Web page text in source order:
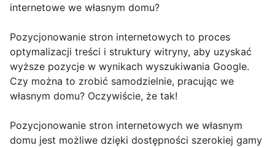
internetowe we własnym domu?
Pozycjonowanie stron internetowych to proces
optymalizacji treści i struktury witryny, aby uzyskać
wyższe pozycje w wynikach wyszukiwania Google.
Czy można to zrobić samodzielnie, pracując we
własnym domu? Oczywiście, że tak!
Pozycjonowanie stron internetowych we własnym
domu jest możliwe dzięki dostępności szerokiej gamy